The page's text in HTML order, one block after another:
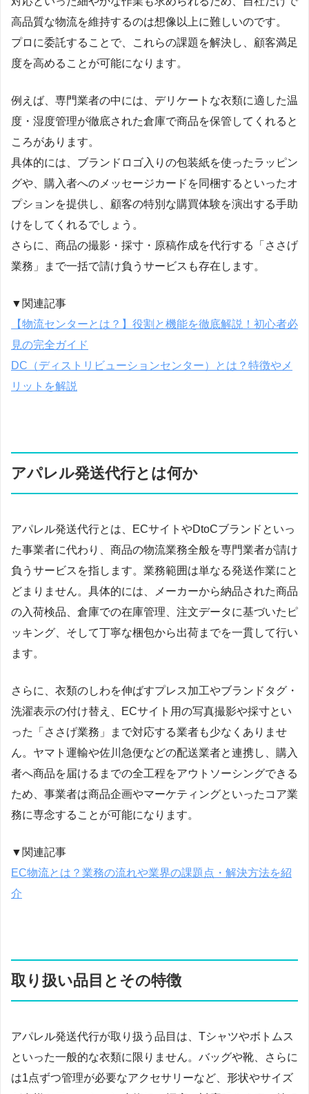
高品質な物流を維持するのは想像以上に難しいのです。
プロに委託することで、これらの課題を解決し、顧客満足
度を高めることが可能になります。
例えば、専門業者の中には、デリケートな衣類に適した温
度・湿度管理が徹底された倉庫で商品を保管してくれると
ころがあります。
具体的には、ブランドロゴ入りの包装紙を使ったラッピン
グや、購入者へのメッセージカードを同梱するといったオ
プションを提供し、顧客の特別な購買体験を演出する手助
けをしてくれるでしょう。
さらに、商品の撮影・採寸・原稿作成を代行する「ささげ
業務」まで一括で請け負うサービスも存在します。
▼関連記事
【物流センターとは？】役割と機能を徹底解説！初心者必
見の完全ガイド
DC（ディストリビューションセンター）とは？特徴やメ
リットを解説
アパレル発送代行とは何か
アパレル発送代行とは、ECサイトやDtoCブランドといっ
た事業者に代わり、商品の物流業務全般を専門業者が請け
負うサービスを指します。業務範囲は単なる発送作業にと
どまりません。具体的には、メーカーから納品された商品
の入荷検品、倉庫での在庫管理、注文データに基づいたピ
ッキング、そして丁寧な梱包から出荷までを一貫して行い
ます。
さらに、衣類のしわを伸ばすプレス加工やブランドタグ・
洗濯表示の付け替え、ECサイト用の写真撮影や採寸とい
った「ささげ業務」まで対応する業者も少なくありませ
ん。ヤマト運輸や佐川急便などの配送業者と連携し、購入
者へ商品を届けるまでの全工程をアウトソーシングできる
ため、事業者は商品企画やマーケティングといったコア業
務に専念することが可能になります。
▼関連記事
EC物流とは？業務の流れや業界の課題点・解決方法を紹
介
取り扱い品目とその特徴
アパレル発送代行が取り扱う品目は、Tシャツやボトムス
といった一般的な衣類に限りません。バッグや靴、さらに
は1点ずつ管理が必要なアクセサリーなど、形状やサイズ